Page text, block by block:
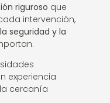
riguroso que
intervención,
seguridad y la
experiencia
cercanía